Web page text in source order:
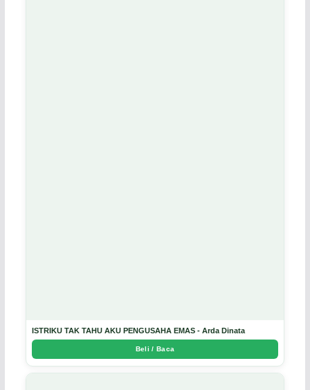
ISTRIKU TAK TAHU AKU PENGUSAHA EMAS - Arda Dinata
Beli / Baca